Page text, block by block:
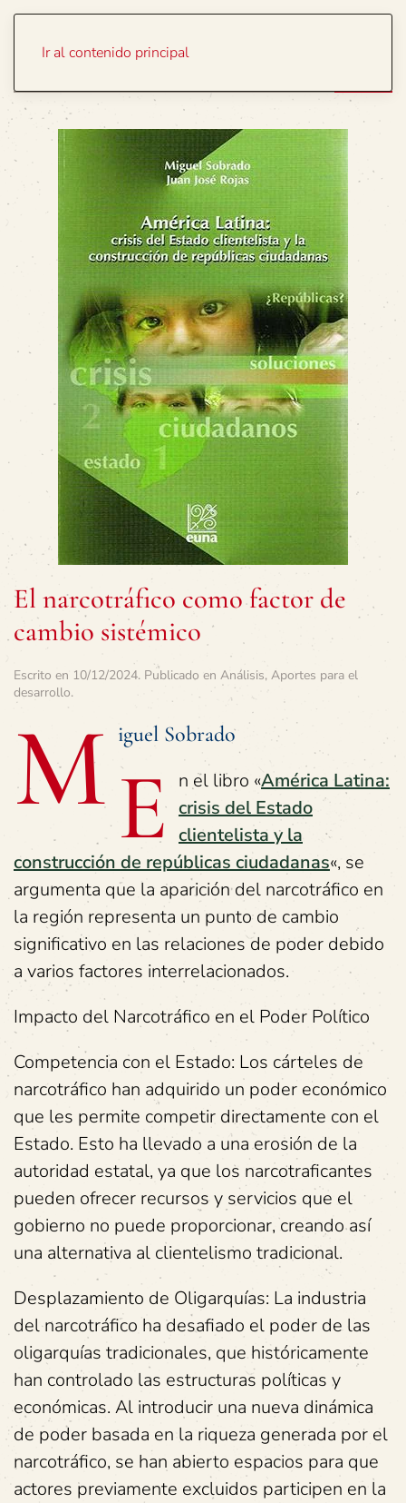
Ir al contenido principal
El narcotráfico como factor de
cambio sistémico
Escrito en 10/12/2024. Publicado en Análisis, Aportes para el
desarrollo.
M iguel Sobrado
E n el libro «América Latina:
crisis del Estado
clientelista y la
construcción de repúblicas ciudadanas«, se
argumenta que la aparición del narcotráfico en
la región representa un punto de cambio
significativo en las relaciones de poder debido
a varios factores interrelacionados.
Impacto del Narcotráfico en el Poder Político
Competencia con el Estado: Los cárteles de
narcotráfico han adquirido un poder económico
que les permite competir directamente con el
Estado. Esto ha llevado a una erosión de la
autoridad estatal, ya que los narcotraficantes
pueden ofrecer recursos y servicios que el
gobierno no puede proporcionar, creando así
una alternativa al clientelismo tradicional.
Desplazamiento de Oligarquías: La industria
del narcotráfico ha desafiado el poder de las
oligarquías tradicionales, que históricamente
han controlado las estructuras políticas y
económicas. Al introducir una nueva dinámica
de poder basada en la riqueza generada por el
narcotráfico, se han abierto espacios para que
actores previamente excluidos participen en la